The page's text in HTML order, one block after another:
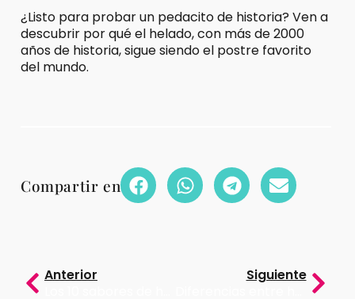
¿Listo para probar un pedacito de historia? Ven a
descubrir por qué el helado, con más de 2000
años de historia, sigue siendo el postre favorito
del mundo.
Compartir en
Anterior
Siguiente